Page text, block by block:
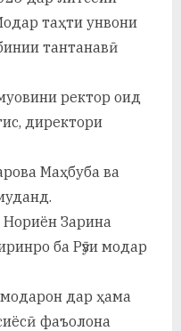
а
н
о
о
с
р
таҳти унвони
тантанавӣ
ректор оид
директори
Маҳбуба ва
Нориён Зарина
ба Рӯзи модар
дар ҳама
фаъолона